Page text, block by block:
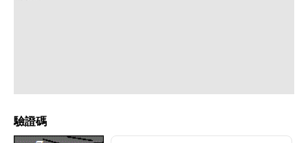
驗證碼